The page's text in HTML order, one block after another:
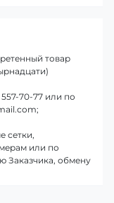
товар
70-77 или по
сетки,
или по
Заказчика, обмену